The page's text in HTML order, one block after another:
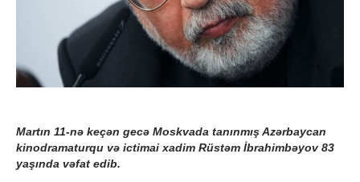
Martın 11-nə keçən gecə Moskvada tanınmış Azərbaycan
kinodramaturqu və ictimai xadim Rüstəm İbrahimbəyov 83
yaşında vəfat edib.